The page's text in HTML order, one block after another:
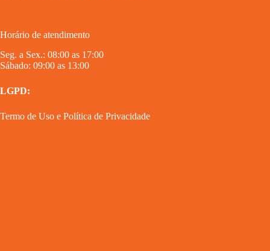
Horário de atendimento
Seg. a Sex.: 08:00 as 17:00
Sábado: 09:00 as 13:00
LGPD:
Termo de Uso e Política de Privacidade